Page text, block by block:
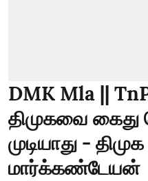
DMK Mla ||
திமுகவை கைது
முடியாது -
மார்க்கண்டேயன்